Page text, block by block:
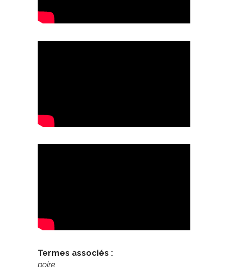
Termes associés :
poire